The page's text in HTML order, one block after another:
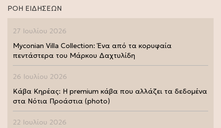
ΡΟΗ ΕΙΔΗΣΕΩΝ
27 Ιουλίου 2026
Myconian Villa Collection: Ένα από τα κορυφαία
πεντάστερα του Μάρκου Δαχτυλίδη
26 Ιουλίου 2026
Κάβα Κηρέας: Η premium κάβα που αλλάζει τα δεδομένα
στα Νότια Προάστια (photo)
22 Ιουλίου 2026